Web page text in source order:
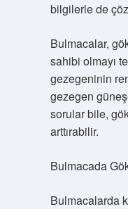
bilgilerle de
Bulmacalar,
sahibi olmayı
gezegeninin
gezegen
sorular bile,
arttırabilir.
Bulmacada
Bulmacalarda